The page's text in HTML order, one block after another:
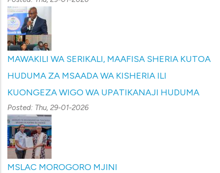
MAWAKILI WA SERIKALI, MAAFISA SHERIA KUTOA
HUDUMA ZA MSAADA WA KISHERIA ILI
KUONGEZA WIGO WA UPATIKANAJI HUDUMA
Posted: Thu, 29-01-2026
MSLAC MOROGORO MJINI